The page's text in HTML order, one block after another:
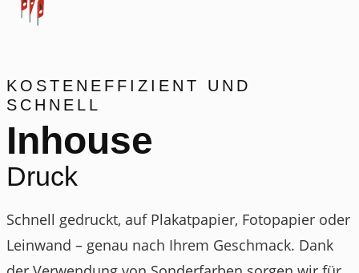
KOSTENEFFIZIENT UND
SCHNELL
Inhouse
Druck
Schnell gedruckt, auf Plakatpapier, Fotopapier oder
Leinwand – genau nach Ihrem Geschmack. Dank